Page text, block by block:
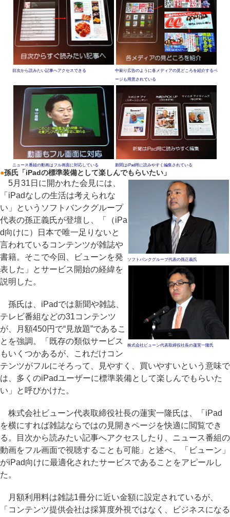
目次から読みたい記事へアクセスできる
中刷り広告のように各メディアの見どころを紹介するペ
ージも用意されている
ニュース番組の動画はフル画面に対応している 新聞はiPad用に読みやすく編集されている
●孫氏「iPadの標準装備として楽しんでもらいたい」
ソフトバンクグループ代表の孫正義氏
株式会社ビューン代表取締役社長の蓮実一隆氏
5月31日に開かれた会見には、
「iPadなしの生活は考えられな
い」というソフトバンクグループ
代表の孫正義氏が登壇し、「（iPa
d向けに）日本で唯一足りないと
言われているコンテンツが雑誌や
書籍。そこで今回、ビューンを発
表した」とサービス開始の経緯を
説明した。
孫氏は、iPadでは新聞や雑誌、
テレビ番組などの31コンテンツ
が、月額450円で“見放題”であるこ
とを強調。「既存の類似サービス
もいくつかあるが、これだけコン
テンツがフルにそろって、見やすく、買いやすいという意味で
は、多くのiPadユーザーに標準装備として楽しんでもらいた
い」と呼びかけた。
株式会社ビューン代表取締役社長の蓮実一隆氏は、「iPad
を横にすれば雑誌ならではの見開きページを快適に閲覧でき
る。目次から読みたい記事へアクセスしたり、ニュース番組の
動画をフル画面で視聴することも可能」と述べ、「ビューン」
がiPad向けに最適化されたサービスであることをアピールし
た。
月額利用料は雑誌1冊分に近い金額に設定されているが、
「コンテンツ提供会社は採算度外視ではなく、ビジネスになる